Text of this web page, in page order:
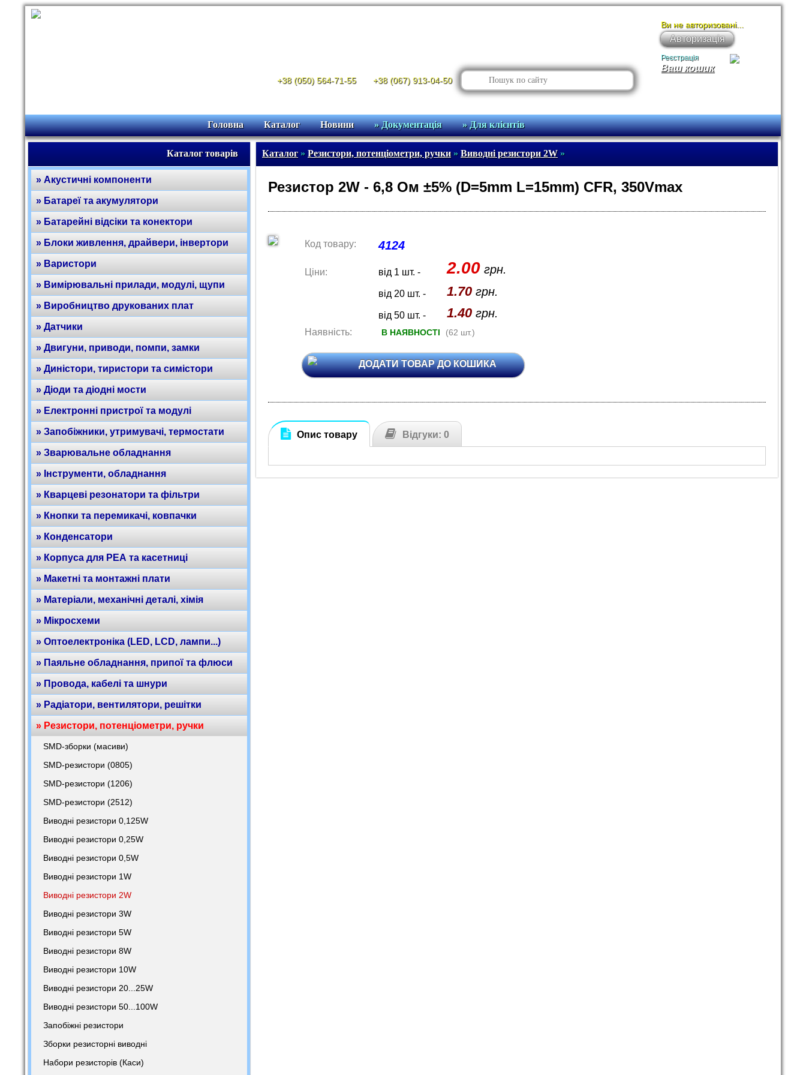
+38 (050) 564-71-55 +38 (067) 913-04-50
Ваш кошик
Ви не авторизовані...
Авторизація
Реєстрація
Головна Каталог Новини » Документація » Для клієнтів
Каталог товарів
» Акустичні компоненти
» Батареї та акумулятори
» Батарейні відсіки та конектори
» Блоки живлення, драйвери, інвертори
» Варистори
» Вимірювальні прилади, модулі, щупи
» Виробництво друкованих плат
» Датчики
» Двигуни, приводи, помпи, замки
» Диністори, тиристори та симістори
» Діоди та діодні мости
» Електронні пристрої та модулі
» Запобіжники, утримувачі, термостати
» Зварювальне обладнання
» Інструменти, обладнання
» Кварцеві резонатори та фільтри
» Кнопки та перемикачі, ковпачки
» Конденсатори
» Корпуса для РЕА та касетниці
» Макетні та монтажні плати
» Матеріали, механічні деталі, хімія
» Мікросхеми
» Оптоелектроніка (LED, LCD, лампи...)
» Паяльне обладнання, припої та флюси
» Провода, кабелі та шнури
» Радіатори, вентилятори, решітки
» Резистори, потенціометри, ручки
SMD-зборки (масиви)
SMD-резистори (0805)
SMD-резистори (1206)
SMD-резистори (2512)
Виводні резистори 0,125W
Виводні резистори 0,25W
Виводні резистори 0,5W
Виводні резистори 1W
Виводні резистори 2W
Виводні резистори 3W
Виводні резистори 5W
Виводні резистори 8W
Виводні резистори 10W
Виводні резистори 20...25W
Виводні резистори 50...100W
Запобіжні резистори
Зборки резисторні виводні
Набори резисторів (Каси)
Каталог» Резистори, потенціометри, ручки» Виводні резистори 2W»
Резистор 2W - 6,8 Ом ±5% (D=5mm L=15mm) CFR, 350Vmax
Код товару: 4124
Ціни: від 1 шт. - 2.00 грн.
від 20 шт. - 1.70 грн.
від 50 шт. - 1.40 грн.
Наявність: В НАЯВНОСТІ (62 шт.)
ДОДАТИ ТОВАР ДО КОШИКА
Опис товару Відгуки: 0